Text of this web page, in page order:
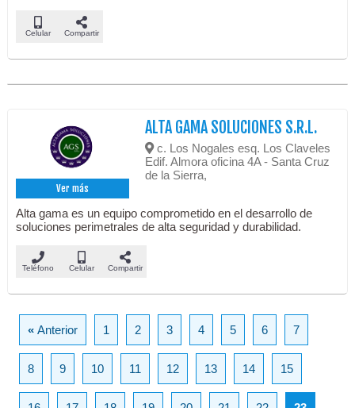
Celular Compartir
Ver más
ALTA GAMA SOLUCIONES S.R.L.
c. Los Nogales esq. Los Claveles
Edif. Almora oficina 4A - Santa Cruz
de la Sierra,
Alta gama es un equipo comprometido en el desarrollo de
soluciones perimetrales de alta seguridad y durabilidad.
Teléfono Celular Compartir
«Anterior 1 2 3 4 5 6 7
8 9 10 11 12 13 14 15